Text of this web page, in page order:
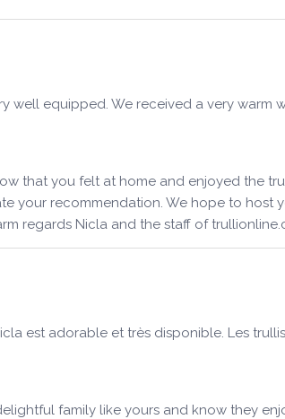
well equipped. We received a very warm
that you felt at home and enjoyed the
your recommendation. We hope to host
regards Nicla and the staff of
est adorable et très disponible. Les
family like yours and know they